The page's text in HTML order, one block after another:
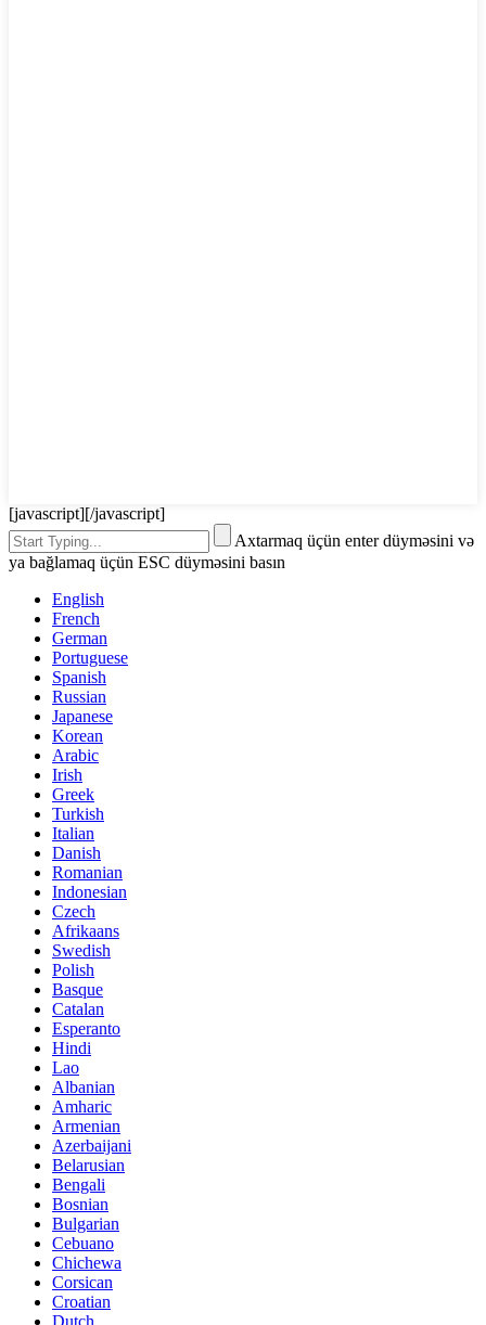
[javascript][/javascript]
Axtarmaq üçün enter düyməsini və
ya bağlamaq üçün ESC düyməsini basın
English
French
German
Portuguese
Spanish
Russian
Japanese
Korean
Arabic
Irish
Greek
Turkish
Italian
Danish
Romanian
Indonesian
Czech
Afrikaans
Swedish
Polish
Basque
Catalan
Esperanto
Hindi
Lao
Albanian
Amharic
Armenian
Azerbaijani
Belarusian
Bengali
Bosnian
Bulgarian
Cebuano
Chichewa
Corsican
Croatian
Dutch